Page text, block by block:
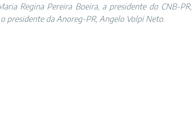
Regina Pereira Boeira, a presidente do CNB-PR,
presidente da Anoreg-PR, Angelo Volpi Neto.